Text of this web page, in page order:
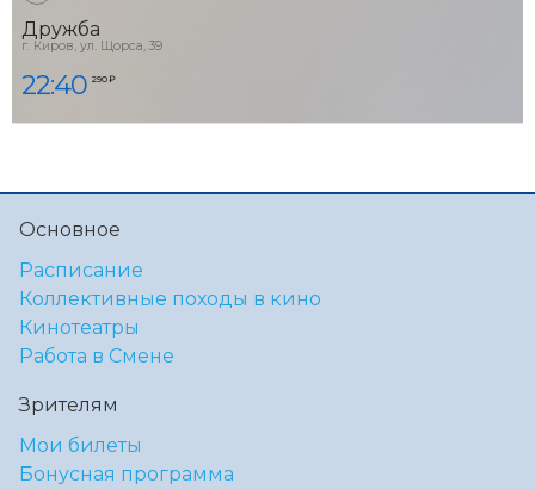
Дружба
г. Киров, ул. Щорса, 39
22:40 290 ₽
Основное
Расписание
Коллективные походы в кино
Кинотеатры
Работа в Смене
Зрителям
Мои билеты
Бонусная программа